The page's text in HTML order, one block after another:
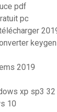
pdf
pc
2019
xp sp3
10